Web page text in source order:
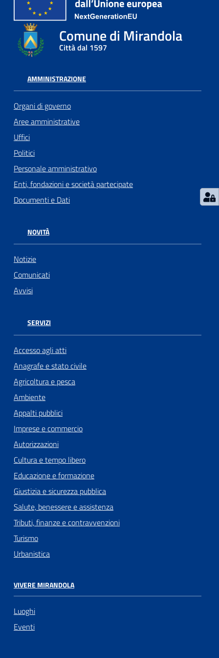
su
Comune di Mirandola
Città dal 1597
AMMINISTRAZIONE
Organi di governo
Aree amministrative
Uffici
Politici
Personale amministrativo
Enti, fondazioni e società partecipate
Documenti e Dati
NOVITÀ
Notizie
Comunicati
Avvisi
SERVIZI
Accesso agli atti
Anagrafe e stato civile
Agricoltura e pesca
Ambiente
Appalti pubblici
Imprese e commercio
Autorizzazioni
Cultura e tempo libero
Educazione e formazione
Giustizia e sicurezza pubblica
Salute, benessere e assistenza
Tributi, finanze e contravvenzioni
Turismo
Urbanistica
VIVERE MIRANDOLA
Luoghi
Eventi